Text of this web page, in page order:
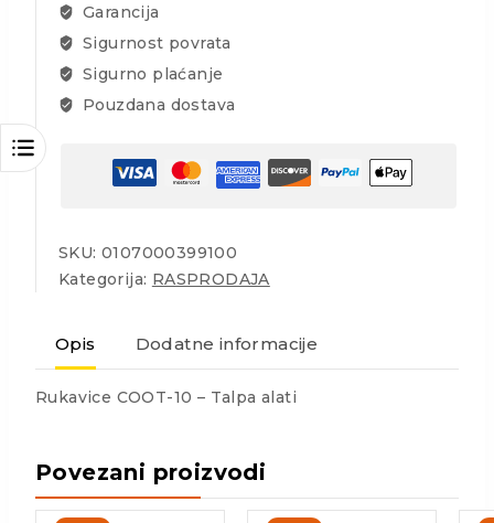
Garancija
Sigurnost povrata
Sigurno plaćanje
Pouzdana dostava
SKU: 0107000399100
Kategorija: RASPRODAJA
Opis Dodatne informacije
Rukavice COOT-10 – Talpa alati
Povezani proizvodi